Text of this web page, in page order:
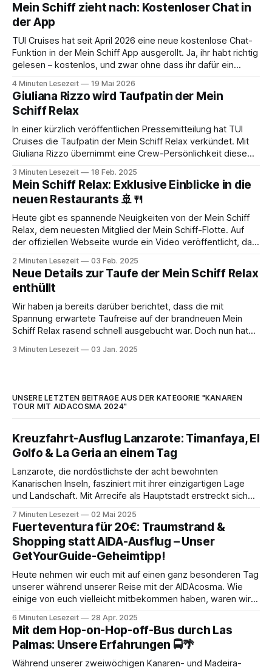
Mein Schiff zieht nach: Kostenloser Chat in
der App
TUI Cruises hat seit April 2026 eine neue kostenlose Chat-
Funktion in der Mein Schiff App ausgerollt. Ja, ihr habt richtig
gelesen – kostenlos, und zwar ohne dass ihr dafür ein
bisschen kritisch, wenn neue App-Features angekündigt
werden. Gerade beim Thema
4 Minuten Lesezeit 19 Mai 2026
Giuliana Rizzo wird Taufpatin der Mein
Schiff Relax
In einer kürzlich veröffentlichen Pressemitteilung hat TUI
Cruises die Taufpatin der Mein Schiff Relax verkündet. Mit
Giuliana Rizzo übernimmt eine Crew-Persönlichkeit diese
Wellness-Bereich der Mein Schiff-Flotte prägt. Giuliana
Rizzo, Deutsch-Italienerin aus der Region Hannover, begann
2015 als Kosmetikerin auf
3 Minuten Lesezeit 18 Feb. 2025
Mein Schiff Relax: Exklusive Einblicke in die
neuen Restaurants 🚢🍴
Heute gibt es spannende Neuigkeiten von der Mein Schiff
Relax, dem neuesten Mitglied der Mein Schiff-Flotte. Auf
der offiziellen Webseite wurde ein Video veröffentlicht, das
gibt. Webseite öffnen* Hotel Managerin Christina Neuhaus
führt uns in einem Rundgang über die „Baustelle“ an
2 Minuten Lesezeit 03 Feb. 2025
Neue Details zur Taufe der Mein Schiff Relax
enthüllt
Wir haben ja bereits darüber berichtet, dass die mit
Spannung erwartete Taufreise auf der brandneuen Mein
Schiff Relax rasend schnell ausgebucht war. Doch nun hat
in der weitere aufregende Fakten zum Tauf-Event enthüllt
3 Minuten Lesezeit 03 Jan. 2025
UNSERE LETZTEN BEITRÄGE AUS DER KATEGORIE "KANAREN
TOUR MIT AIDACOSMA 2024"
Kreuzfahrt-Ausflug Lanzarote: Timanfaya, El
Golfo & La Geria an einem Tag
Lanzarote, die nordöstlichste der acht bewohnten
Kanarischen Inseln, fasziniert mit ihrer einzigartigen Lage
und Landschaft. Mit Arrecife als Hauptstadt erstreckt sich
mehr als 161.000 Einwohner. Nur etwa 140 km von der
marokkanischen Küste entfernt und rund 1000 km vom
spanischen Festland,
7 Minuten Lesezeit 02 Mai 2025
Fuerteventura für 20€: Traumstrand &
Shopping statt AIDA-Ausflug – Unser
GetYourGuide-Geheimtipp!
Heute nehmen wir euch mit auf einen ganz besonderen Tag
unserer während unserer Reise mit der AIDAcosma. Wie
einige von euch vielleicht mitbekommen haben, waren wir
hintereinander die 7-tägige Tour „Kanaren & Madeira*“
gemacht. Start- und Zielhafen war jeweils Gran
6 Minuten Lesezeit 28 Apr. 2025
Mit dem Hop-on-Hop-off-Bus durch Las
Palmas: Unsere Erfahrungen 🚍🌴
Während unserer zweiwöchigen Kanaren- und Madeira-